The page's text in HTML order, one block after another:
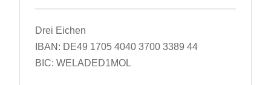
Drei Eichen
IBAN: DE49 1705 4040 3700 3389 44
BIC: WELADED1MOL